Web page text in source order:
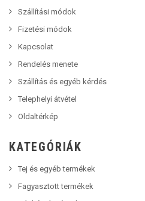
Szállítási módok
Fizetési módok
Kapcsolat
Rendelés menete
Szállítás és egyéb kérdés
Telephelyi átvétel
Oldaltérkép
KATEGÓRIÁK
Tej és egyéb termékek
Fagyasztott termékek